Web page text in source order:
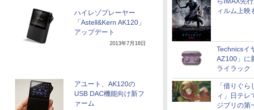
ィルム上映
Technicsイ
AZ100」に
ライラック
「借りぐ
ィ」日テレ
ジブリの第
ハイレゾプレーヤー
「Astell&Kern AK120」
アップデート
2013年7月18日
アユート、AK120の
USB DAC機能向け新フ
ァーム